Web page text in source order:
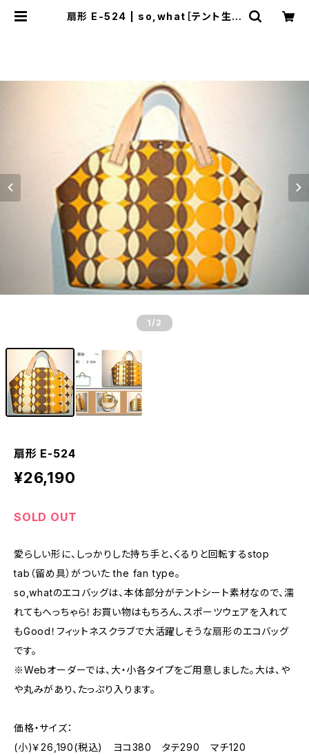
扇形 E-524 | so,what［テント生地
1 /2
扇形 E-524
¥26,190
SOLD OUT
愛らしい形に、しっかりした持ち手と、くるりと回転するstop
tab（留め具）がついた the fan type。
so,whatのエコバッグは、本体部分がテントシート素材なので、濡
れてもへっちゃら！お買い物はもちろん、スポーツウェアを入れて
もGood！フィットネスクラブで大活躍しそうな扇形のエコバッグ
です。
※Webオーダーでは、大・小各タイプをご用意しました。大は、や
や丸みがあり、たっぷり入ります。
価格・サイズ：
(小)￥26,190(税込) ヨコ380 タテ290 マチ120